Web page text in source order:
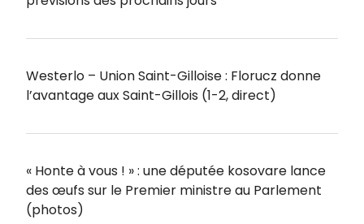
Westerlo – Union Saint-Gilloise : Florucz donne
l’avantage aux Saint-Gillois (1-2, direct)
« Honte à vous ! » : une députée kosovare lance
des œufs sur le Premier ministre au Parlement
(photos)